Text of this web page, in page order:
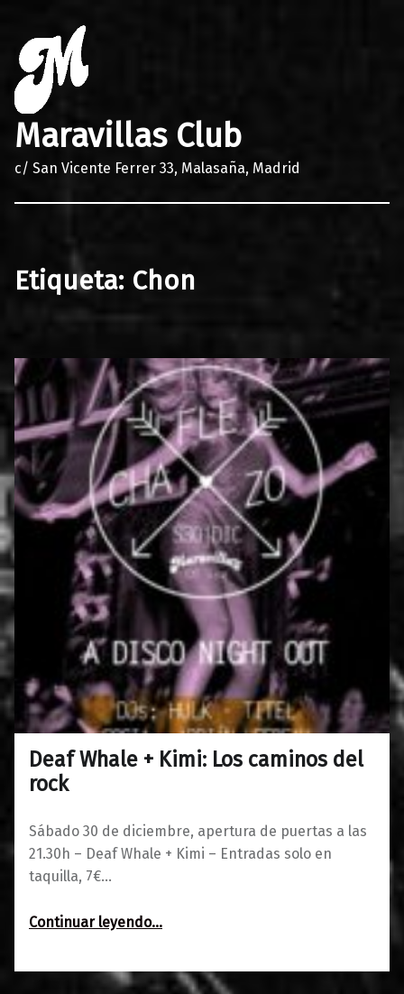
Maravillas Club
c/ San Vicente Ferrer 33, Malasaña, Madrid
Etiqueta: Chon
Deaf Whale + Kimi: Los caminos del
rock
Sábado 30 de diciembre, apertura de puertas a las
21.30h – Deaf Whale + Kimi – Entradas solo en
taquilla, 7€…
Continuar leyendo“Deaf Whale + Kimi: Los caminos del rock”
…
26/12/2017
0
Maravillas